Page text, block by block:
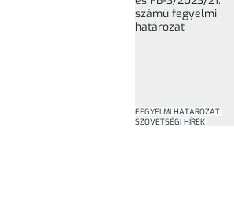
FEGYELMI HATÁROZAT
SZÖVETSÉGI HÍREK